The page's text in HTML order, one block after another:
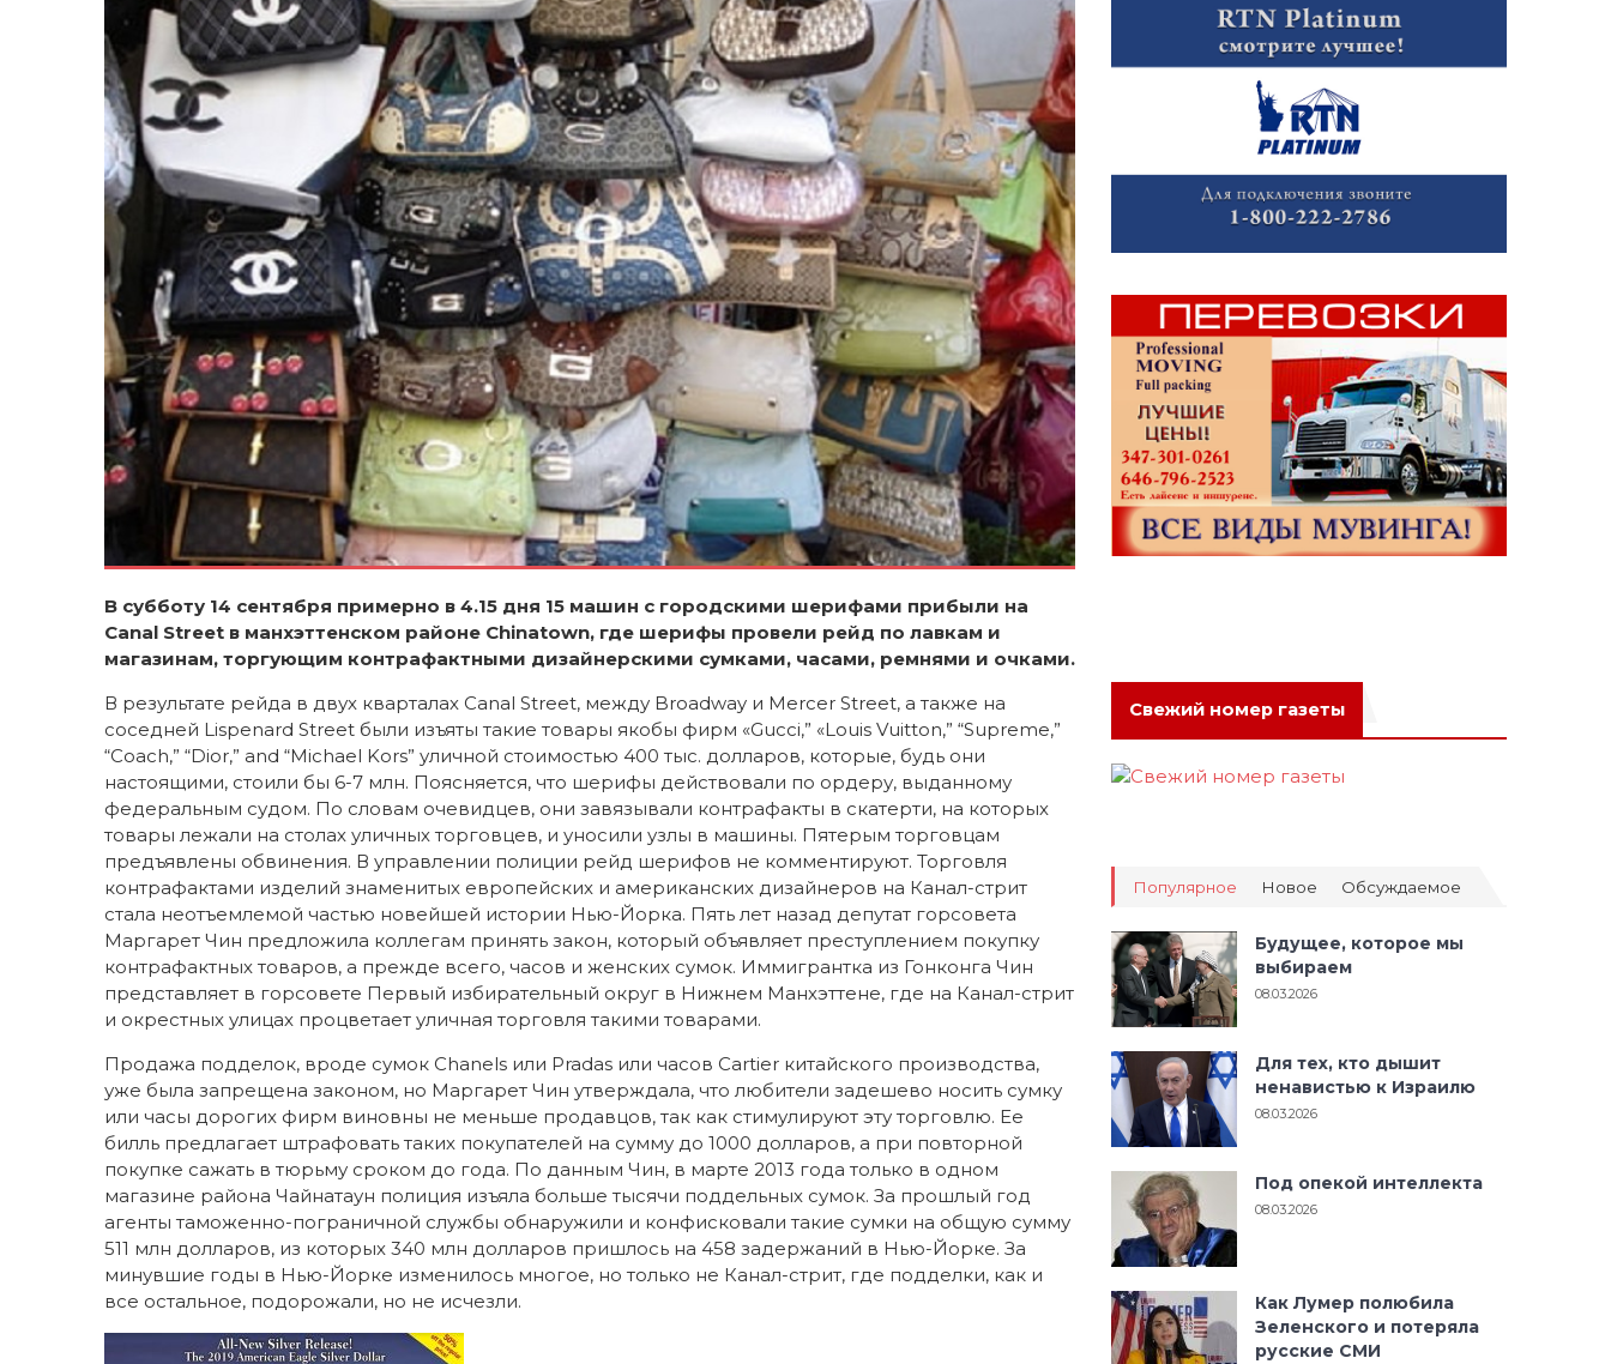
В субботу 14 сентября примерно в 4.15 дня 15 машин с городскими шерифами прибыли на
Canal Street в манхэттенском районе Chinatown, где шерифы провели рейд по лавкам и
магазинам, торгующим контрафактными дизайнерскими сумками, часами, ремнями и очками.
В результате рейда в двух кварталах Canal Street, между Broadway и Mercer Street, а также на
соседней Lispenard Street были изъяты такие товары якобы фирм «Gucci,” «Louis Vuitton,” “Supreme,”
“Coach,” “Dior,” and “Michael Kors” уличной стоимостью 400 тыс. долларов, которые, будь они
настоящими, стоили бы 6-7 млн. Поясняется, что шерифы действовали по ордеру, выданному
федеральным судом. По словам очевидцев, они завязывали контрафакты в скатерти, на которых
товары лежали на столах уличных торговцев, и уносили узлы в машины. Пятерым торговцам
предъявлены обвинения. В управлении полиции рейд шерифов не комментируют. Торговля
контрафактами изделий знаменитых европейских и американских дизайнеров на Канал-стрит
стала неотъемлемой частью новейшей истории Нью-Йорка. Пять лет назад депутат горсовета
Маргарет Чин предложила коллегам принять закон, который объявляет преступлением покупку
контрафактных товаров, а прежде всего, часов и женских сумок. Иммигрантка из Гонконга Чин
представляет в горсовете Первый избирательный округ в Нижнем Манхэттене, где на Канал-стрит
и окрестных улицах процветает уличная торговля такими товарами.
Продажа подделок, вроде сумок Chanels или Pradas или часов Cartier китайского производства,
уже была запрещена законом, но Маргарет Чин утверждала, что любители задешево носить сумку
или часы дорогих фирм виновны не меньше продавцов, так как стимулируют эту торговлю. Ее
билль предлагает штрафовать таких покупателей на сумму до 1000 долларов, а при повторной
покупке сажать в тюрьму сроком до года. По данным Чин, в марте 2013 года только в одном
магазине района Чайнатаун полиция изъяла больше тысячи поддельных сумок. За прошлый год
агенты таможенно-пограничной службы обнаружили и конфисковали такие сумки на общую сумму
511 млн долларов, из которых 340 млн долларов пришлось на 458 задержаний в Нью-Йорке. За
минувшие годы в Нью-Йорке изменилось многое, но только не Канал-стрит, где подделки, как и
все остальное, подорожали, но не исчезли.
Свежий номер газеты
Популярное Новое Обсуждаемое
Будущее, которое мы
выбираем
08.03.2026
Для тех, кто дышит
ненавистью к Израилю
08.03.2026
Под опекой интеллекта
08.03.2026
Как Лумер полюбила
Зеленского и потеряла
русские СМИ